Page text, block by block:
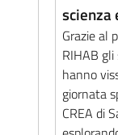
scienza
Grazie al
RIHAB
hanno
giornata
CREA di